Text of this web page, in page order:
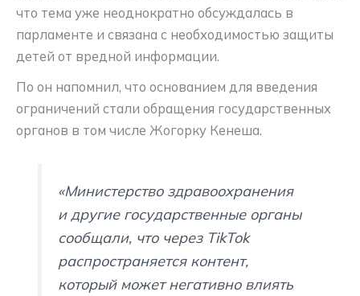
что тема уже неоднократно обсуждалась в
парламенте и связана с необходимостью защиты
детей от вредной информации.
По он напомнил, что основанием для введения
ограничений стали обращения государственных
органов в том числе Жогорку Кенеша.
«Министерство здравоохранения
и другие государственные органы
сообщали, что через TikTok
распространяется контент,
который может негативно влиять